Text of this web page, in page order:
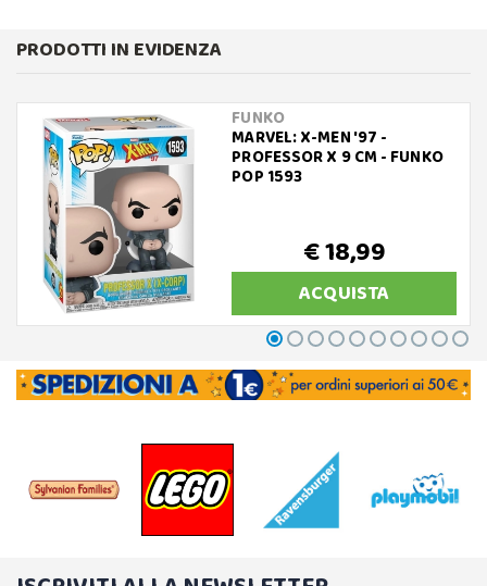
PRODOTTI IN EVIDENZA
FUNKO
MARVEL: X-MEN '97 -
PROFESSOR X 9 CM - FUNKO
POP 1593
€ 18,99
ACQUISTA